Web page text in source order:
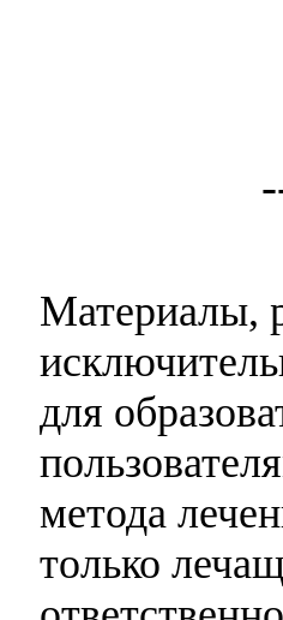
Материалы,
для
метода
только